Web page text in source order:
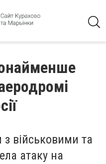
військовими та
атаку на